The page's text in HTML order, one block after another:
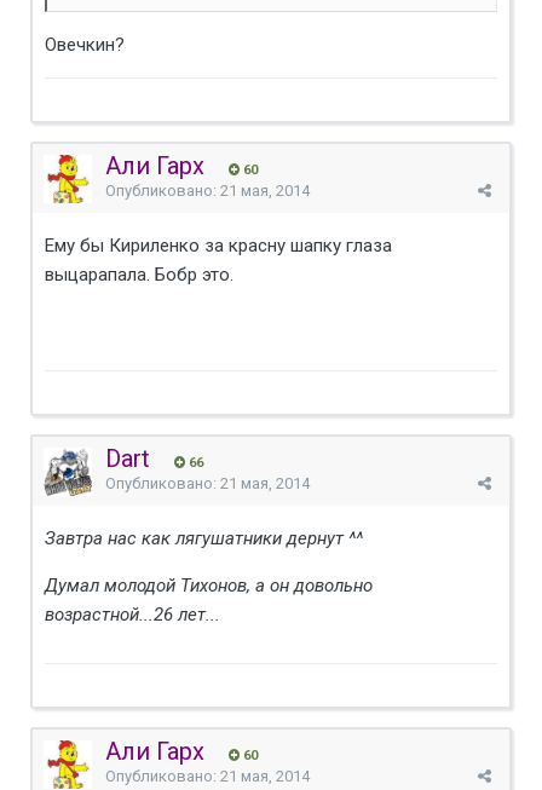
Овечкин?
Али Гарх 60
Опубликовано: 21 мая, 2014
Ему бы Кириленко за красну шапку глаза
выцарапала. Бобр это.
Dart 66
Опубликовано: 21 мая, 2014
Завтра нас как лягушатники дернут ^^
Думал молодой Тихонов, а он довольно
возрастной...26 лет...
Али Гарх 60
Опубликовано: 21 мая, 2014